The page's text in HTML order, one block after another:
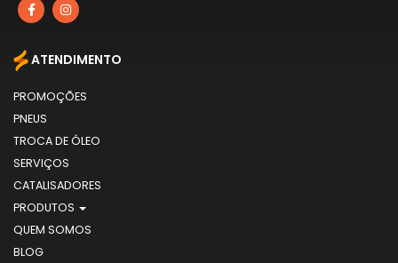
ATENDIMENTO
PROMOÇÕES
PNEUS
TROCA DE ÓLEO
SERVIÇOS
CATALISADORES
PRODUTOS
QUEM SOMOS
BLOG